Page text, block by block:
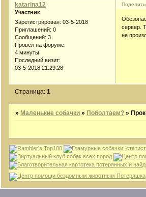
katarina12
Участник
Зарегистрирован: 03-5-2018
Приглашений: 0
Сообщений: 3
Провел на форуме:
4 минуты
Последний визит:
03-5-2018 21:29:28
сервер.
не
Страница:1
» Маленькие собачки » Поболтаем? »